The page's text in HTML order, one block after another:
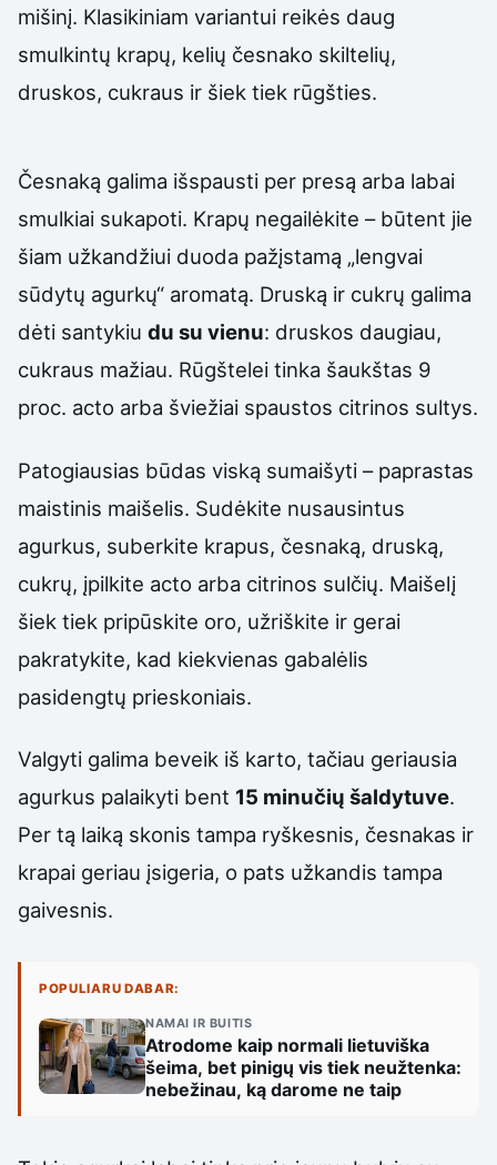
mišinį. Klasikiniam variantui reikės daug
smulkintų krapų, kelių česnako skiltelių,
druskos, cukraus ir šiek tiek rūgšties.
Česnaką galima išspausti per presą arba labai
smulkiai sukapoti. Krapų negailėkite – būtent jie
šiam užkandžiui duoda pažįstamą „lengvai
sūdytų agurkų“ aromatą. Druską ir cukrų galima
dėti santykiu du su vienu: druskos daugiau,
cukraus mažiau. Rūgštelei tinka šaukštas 9
proc. acto arba šviežiai spaustos citrinos sultys.
Patogiausias būdas viską sumaišyti – paprastas
maistinis maišelis. Sudėkite nusausintus
agurkus, suberkite krapus, česnaką, druską,
cukrų, įpilkite acto arba citrinos sulčių. Maišelį
šiek tiek pripūskite oro, užriškite ir gerai
pakratykite, kad kiekvienas gabalėlis
pasidengtų prieskoniais.
Valgyti galima beveik iš karto, tačiau geriausia
agurkus palaikyti bent 15 minučių šaldytuve.
Per tą laiką skonis tampa ryškesnis, česnakas ir
krapai geriau įsigeria, o pats užkandis tampa
gaivesnis.
POPULIARU DABAR:
NAMAI IR BUITIS
Atrodome kaip normali lietuviška
šeima, bet pinigų vis tiek neužtenka:
nebežinau, ką darome ne taip